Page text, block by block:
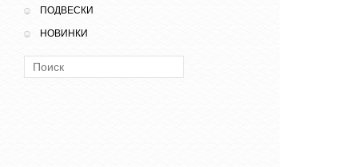
ПОДВЕСКИ
НОВИНКИ
Поиск: